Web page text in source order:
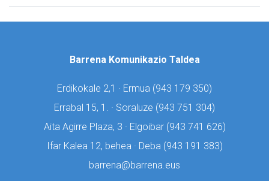
Barrena Komunikazio Taldea
Erdikokale 2,1 · Ermua (943 179 350)
Errabal 15, 1. · Soraluze (943 751 304)
Aita Agirre Plaza, 3 · Elgoibar (943 741 626)
Ifar Kalea 12, behea · Deba (943 191 383)
barrena@barrena.eus